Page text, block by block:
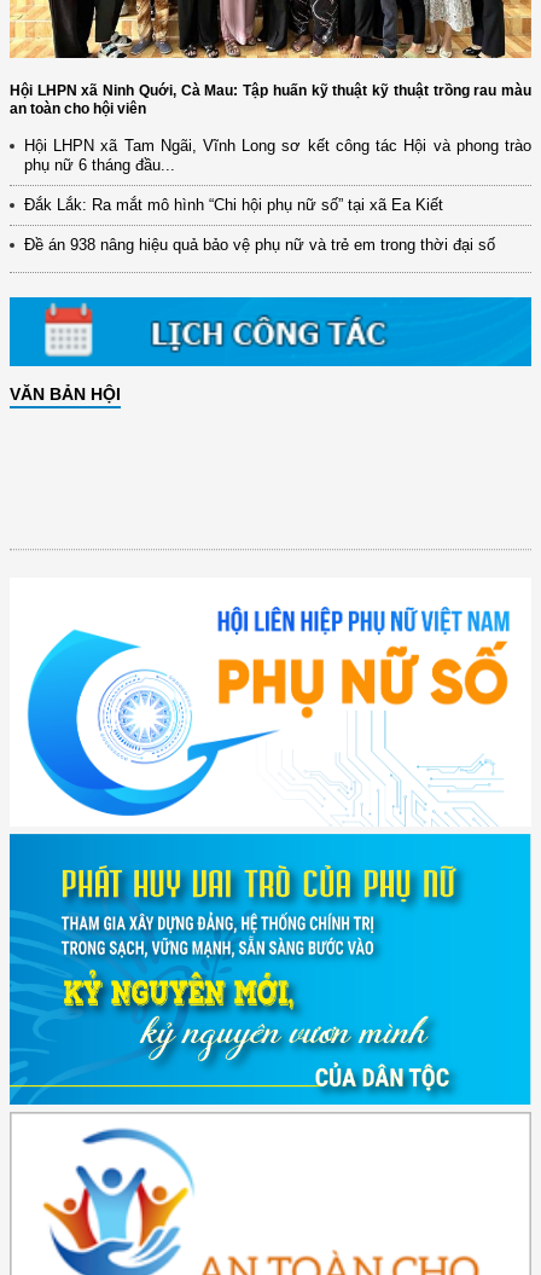
Hội LHPN xã Ninh Quới, Cà Mau: Tập huấn kỹ thuật kỹ thuật trồng rau màu
an toàn cho hội viên
Hội LHPN xã Tam Ngãi, Vĩnh Long sơ kết công tác Hội và phong trào
phụ nữ 6 tháng đầu...
Đắk Lắk: Ra mắt mô hình “Chi hội phụ nữ số” tại xã Ea Kiết
Đề án 938 nâng hiệu quả bảo vệ phụ nữ và trẻ em trong thời đại số
VĂN BẢN HỘI